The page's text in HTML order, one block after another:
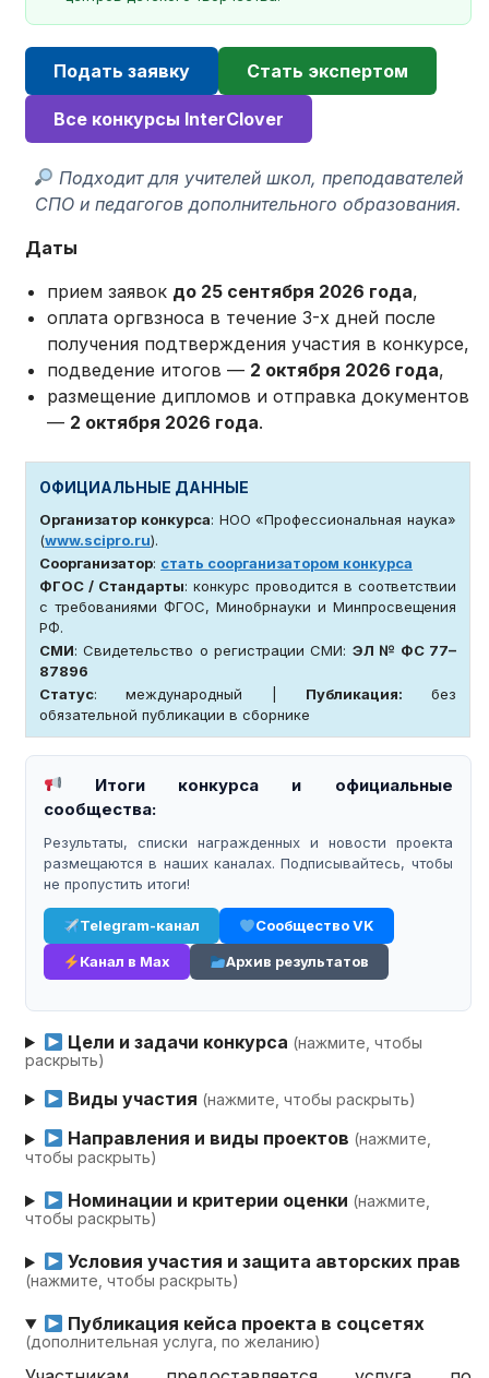
Подать заявку Стать экспертом
Все конкурсы InterClover
Подходит для учителей школ, преподавателей
СПО и педагогов дополнительного образования.
Даты
прием заявок до 25 сентября 2026 года,
оплата оргвзноса в течение 3-х дней после
получения подтверждения участия в конкурсе,
подведение итогов — 2 октября 2026 года,
размещение дипломов и отправка документов
— 2 октября 2026 года.
ОФИЦИАЛЬНЫЕ ДАННЫЕ
Организатор конкурса: НОО «Профессиональная наука»
(www.scipro.ru).
Соорганизатор: стать соорганизатором конкурса
ФГОС / Стандарты: конкурс проводится в соответствии
с требованиями ФГОС, Минобрнауки и Минпросвещения
РФ.
СМИ: Свидетельство о регистрации СМИ: ЭЛ № ФС 77–
87896
Статус: международный | Публикация: без
обязательной публикации в сборнике
Итоги конкурса и официальные
сообщества:
Результаты, списки награжденных и новости проекта
размещаются в наших каналах. Подписывайтесь, чтобы
не пропустить итоги!
Telegram-канал Сообщество VK
Канал в Max Архив результатов
Цели и задачи конкурса (нажмите, чтобы
раскрыть)
Виды участия (нажмите, чтобы раскрыть)
Направления и виды проектов (нажмите,
чтобы раскрыть)
Номинации и критерии оценки (нажмите,
чтобы раскрыть)
Условия участия и защита авторских прав
(нажмите, чтобы раскрыть)
Публикация кейса проекта в соцсетях
(дополнительная услуга, по желанию)